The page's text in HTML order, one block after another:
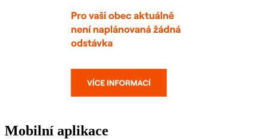
Mobilní aplikace